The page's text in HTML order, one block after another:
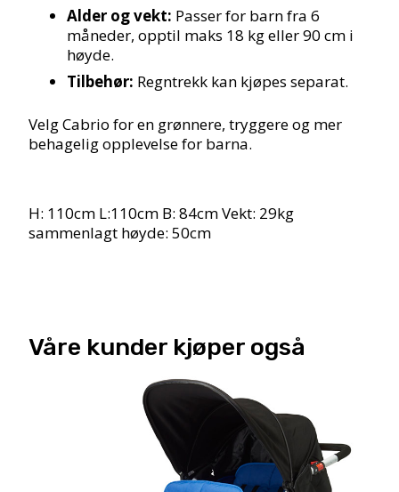
Alder og vekt: Passer for barn fra 6
måneder, opptil maks 18 kg eller 90 cm i
høyde.
Tilbehør: Regntrekk kan kjøpes separat.
Velg Cabrio for en grønnere, tryggere og mer
behagelig opplevelse for barna.
H: 110cm L:110cm B: 84cm Vekt: 29kg
sammenlagt høyde: 50cm
Våre kunder kjøper også